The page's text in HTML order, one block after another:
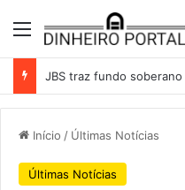
Menu
Início / Últimas Notícias
Últimas Notícias